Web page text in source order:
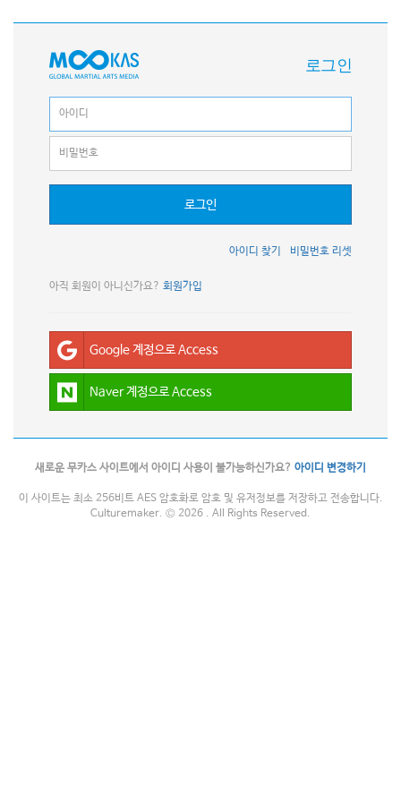
로그인
로그인
비밀번호 리셋
아이디 찾기
아직 회원이 아니신가요? 회원가입
Google 계정으로 Access
Naver 계정으로 Access
새로운 무카스 사이트에서 아이디 사용이 불가능하신가요? 아이디 변경하기
이 사이트는 최소 256비트 AES 암호화로 암호 및 유저정보를 저장하고 전송합니다.
Culturemaker. © 2026 . All Rights Reserved.